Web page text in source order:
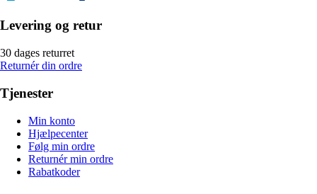
Levering og retur
30 dages returret
Returnér din ordre
Tjenester
Min konto
Hjælpecenter
Følg min ordre
Returnér min ordre
Rabatkoder